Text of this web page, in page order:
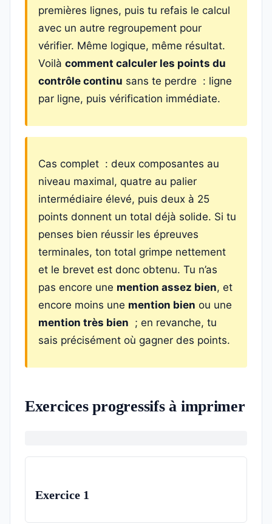
premières lignes, puis tu refais le calcul
avec un autre regroupement pour
vérifier. Même logique, même résultat.
Voilà comment calculer les points du
contrôle continu sans te perdre : ligne
par ligne, puis vérification immédiate.
Cas complet : deux composantes au
niveau maximal, quatre au palier
intermédiaire élevé, puis deux à 25
points donnent un total déjà solide. Si tu
penses bien réussir les épreuves
terminales, ton total grimpe nettement
et le brevet est donc obtenu. Tu n’as
pas encore une mention assez bien, et
encore moins une mention bien ou une
mention très bien ; en revanche, tu
sais précisément où gagner des points.
Exercices progressifs à imprimer
Exercice 1